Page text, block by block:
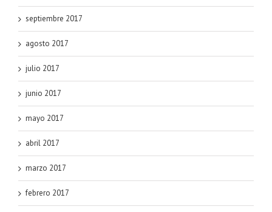
septiembre 2017
agosto 2017
julio 2017
junio 2017
mayo 2017
abril 2017
marzo 2017
febrero 2017